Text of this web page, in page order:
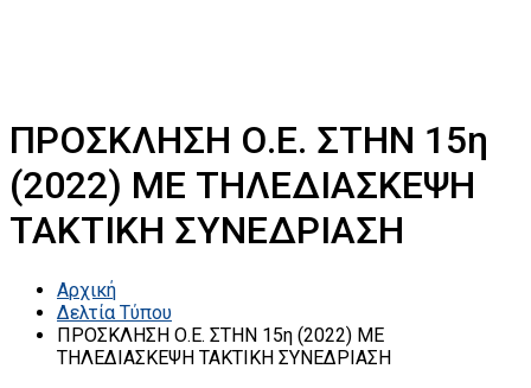
ΠΡΟΣΚΛΗΣΗ Ο.Ε. ΣΤΗΝ 15η
(2022) ΜΕ ΤΗΛΕΔΙΑΣΚΕΨΗ
ΤΑΚΤΙΚΗ ΣΥΝΕΔΡΙΑΣΗ
Αρχική
Δελτία Τύπου
ΠΡΟΣΚΛΗΣΗ Ο.Ε. ΣΤΗΝ 15η (2022) ΜΕ
ΤΗΛΕΔΙΑΣΚΕΨΗ ΤΑΚΤΙΚΗ ΣΥΝΕΔΡΙΑΣΗ